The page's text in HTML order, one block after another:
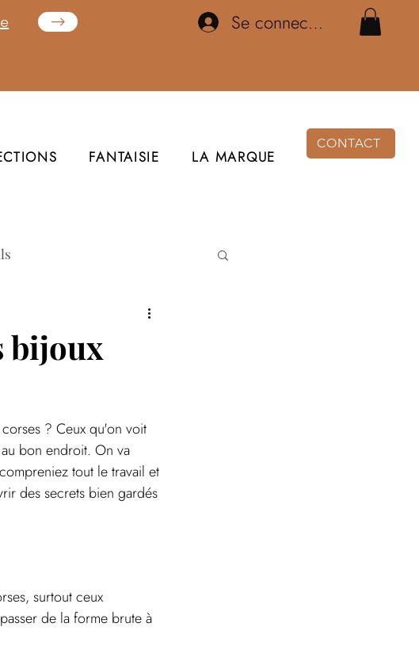
Se connecter
FANTAISIE LA MARQUE
CONTACT
bijoux
? Ceux qu'on voit
bon endroit. On va
tout le travail et
des secrets bien gardés
surtout ceux
de la forme brute à